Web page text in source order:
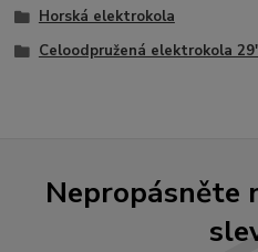
Horská elektrokola
Celoodpružená elektrokola
Nepropásněte